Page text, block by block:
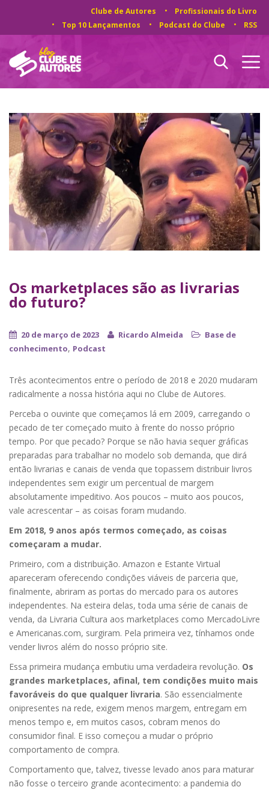
Clube de Autores
Profissionais do Livro
Top 10 Lançamentos
Podcast do Clube RSS
Os marketplaces são as livrarias
do futuro?
20 de março de 2023 Ricardo Almeida
Base de
conhecimento, Podcast
Três acontecimentos entre o período de 2018 e 2020 mudaram
radicalmente a nossa história aqui no Clube de Autores.
Perceba o ouvinte que começamos lá em 2009, carregando o
pecado de ter começado muito à frente do nosso próprio
tempo. Por que pecado? Porque se não havia sequer gráficas
preparadas para trabalhar no modelo sob demanda, que dirá
então livrarias e canais de venda que topassem distribuir livros
independentes sem exigir um percentual de margem
absolutamente impeditivo. Aos poucos – muito aos poucos,
vale acrescentar – as coisas foram mudando.
Em 2018, 9 anos após termos começado, as coisas
começaram a mudar.
Primeiro, com a distribuição. Amazon e Estante Virtual
apareceram oferecendo condições viáveis de parceria que,
finalmente, abriram as portas do mercado para os autores
independentes. Na esteira delas, toda uma série de canais de
venda, da Livraria Cultura aos marketplaces como MercadoLivre
e Americanas.com, surgiram. Pela primeira vez, tínhamos onde
vender livros além do nosso próprio site.
Essa primeira mudança embutiu uma verdadeira revolução. Os
grandes marketplaces, afinal, tem condições muito mais
favoráveis do que qualquer livraria. São essencialmente
onipresentes na rede, exigem menos margem, entregam em
menos tempo e, em muitos casos, cobram menos do
consumidor final. E isso começou a mudar o próprio
comportamento de compra.
Comportamento que, talvez, tivesse levado anos para maturar
não fosse o terceiro grande acontecimento: a pandemia do